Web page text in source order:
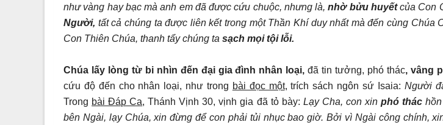
như vàng hay bạc mà anh em đã được cứu chuộc, nhưng là,nhờ bửu huyếtcủa Con
Người, tất cả chúng ta được liên kết trong một Thần Khí duy nhất mà đến cùng Chúa
Con Thiên Chúa, thanh tẩy chúng ta sạch mọi tội lỗi.
Chúa lấy lòng từ bi nhìn đến đại gia đình nhân loại,đã tin tưởng, phó thác, vâng
cứu độ đến cho nhân loại, như trong bài đọc một, trích sách ngôn sứ Isaia: Người
Trong bài Đáp Ca, Thánh Vịnh 30, vịnh gia đã tỏ bày: Lạy Cha, con xin phó thác
bên Ngài, lạy Chúa, xin đừng để con phải tủi nhục bao giờ. Bởi vì Ngài công chính,